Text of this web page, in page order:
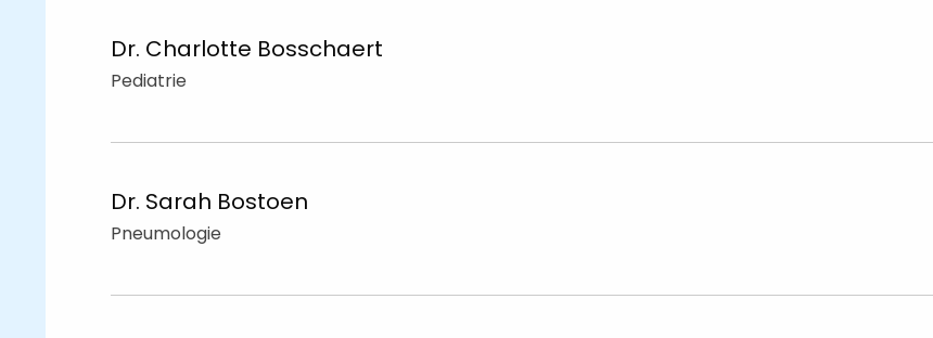
Dr. Charlotte Bosschaert
Pediatrie
Dr. Sarah Bostoen
Pneumologie